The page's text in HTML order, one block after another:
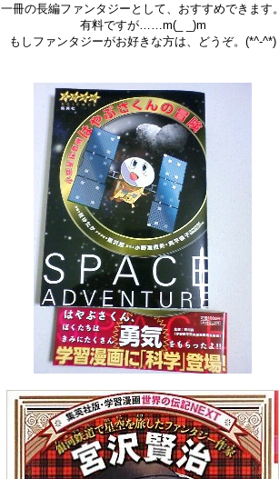
一冊の長編ファンタジーとして、おすすめできます
有料ですが……m(_ _)m
もしファンタジーがお好きな方は、どうぞ。(*^-^*)